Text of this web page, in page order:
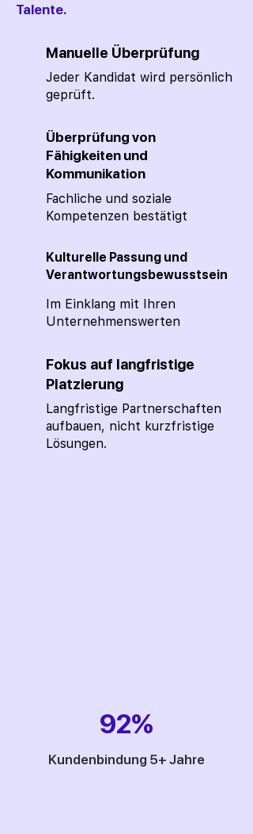
Talente.
Manuelle Überprüfung
Jeder Kandidat wird persönlich
geprüft.
Überprüfung von
Fähigkeiten und
Kommunikation
Fachliche und soziale
Kompetenzen bestätigt
Kulturelle Passung und
Verantwortungsbewusstsein
Im Einklang mit Ihren
Unternehmenswerten
Fokus auf langfristige
Platzierung
Langfristige Partnerschaften
aufbauen, nicht kurzfristige
Lösungen.
92%
Kundenbindung 5+ Jahre